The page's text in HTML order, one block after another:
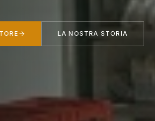
LA NOSTRA STORIA